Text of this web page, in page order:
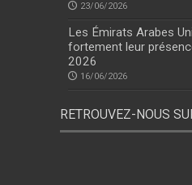
23/06/2026
Les Émirats Arabes
fortement leur
2026
16/06/2026
RETROUVEZ-NOUS